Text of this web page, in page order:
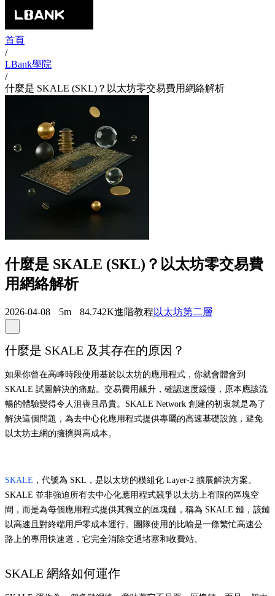
首頁
/
LBank學院
/
什麼是 SKALE (SKL)？以太坊零交易費用網絡解析
什麼是 SKALE (SKL)？以太坊零交易費
用網絡解析
2026-04-08 5m 84.742K進階教程 以太坊第二層
什麼是 SKALE 及其存在的原因？
如果你曾在高峰時段使用基於以太坊的應用程式，你就會體會到
SKALE 試圖解決的痛點。交易費用飆升，確認速度緩慢，原本應該流
暢的體驗變得令人沮喪且昂貴。SKALE Network 創建的初衷就是為了
解決這個問題，為去中心化應用程式提供專屬的高速基礎設施，避免
以太坊主網的擁擠與高成本。
SKALE ，代號為 SKL，是以太坊的模組化 Layer-2 擴展解決方案。
SKALE 並非強迫所有去中心化應用程式競爭以太坊上有限的區塊空
間，而是為每個應用程式提供其獨立的區塊鏈，稱為 SKALE 鏈，該鏈
以高速且對終端用戶零成本運行。團隊使用的比喻是一條繁忙高速公
路上的專用快速道，它完全消除交通堵塞和收費站。
SKALE 網絡如何運作